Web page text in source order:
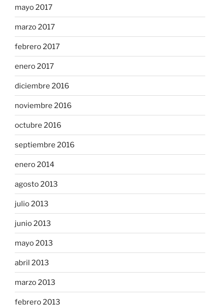
mayo 2017
marzo 2017
febrero 2017
enero 2017
diciembre 2016
noviembre 2016
octubre 2016
septiembre 2016
enero 2014
agosto 2013
julio 2013
junio 2013
mayo 2013
abril 2013
marzo 2013
febrero 2013